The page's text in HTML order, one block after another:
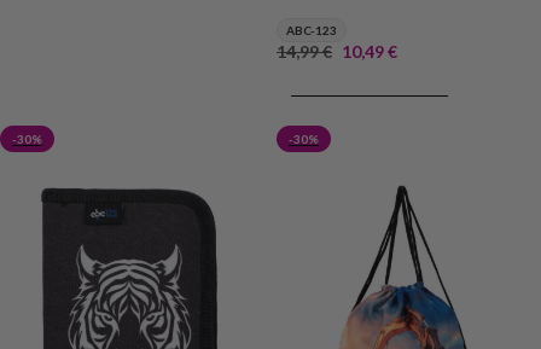
ABC-123
14,99€ 10,49€
-30% -30%